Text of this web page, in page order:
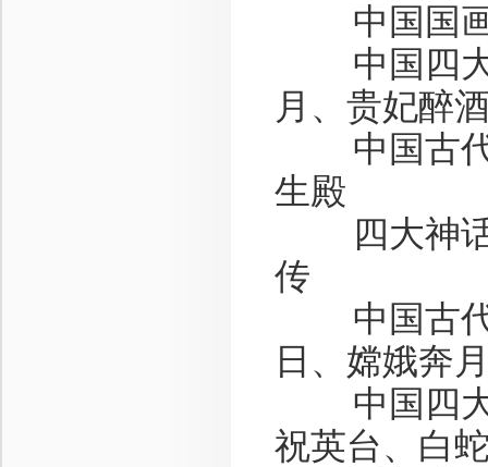
中国国画
中国四大
月、贵妃醉
中国古代
生殿
四大神话
传
中国古代
日、嫦娥奔
中国四大
祝英台、白